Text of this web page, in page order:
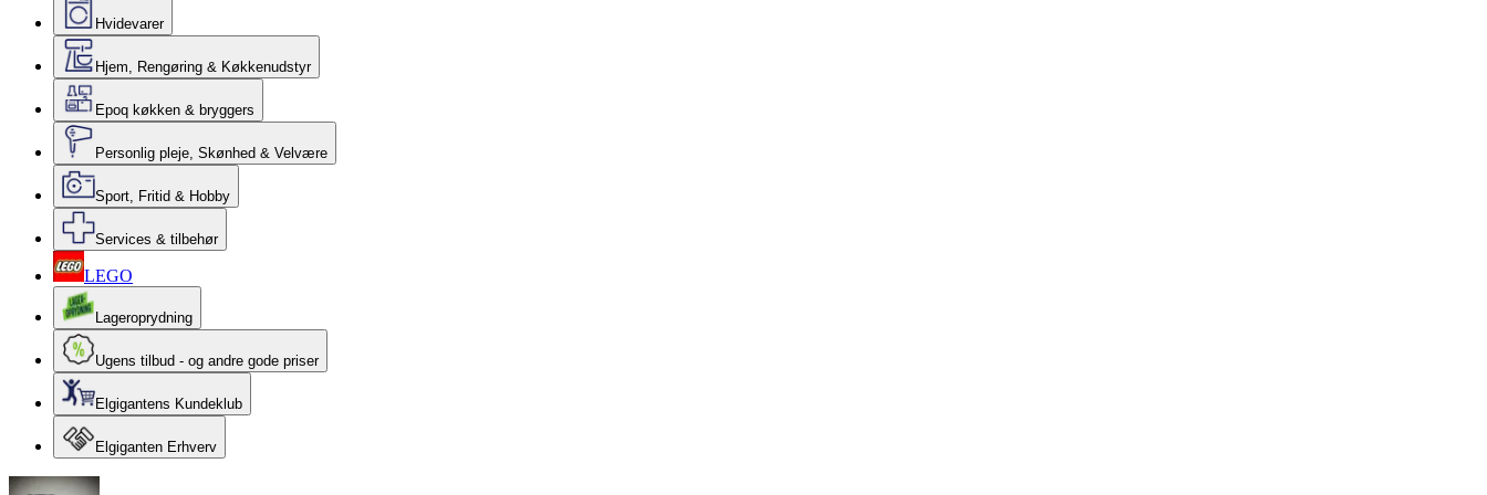
Hvidevarer
Hjem, Rengøring & Køkkenudstyr
Epoq køkken & bryggers
Personlig pleje, Skønhed & Velvære
Sport, Fritid & Hobby
Services & tilbehør
LEGO
Lageroprydning
Ugens tilbud - og andre gode priser
Elgigantens Kundeklub
Elgiganten Erhverv